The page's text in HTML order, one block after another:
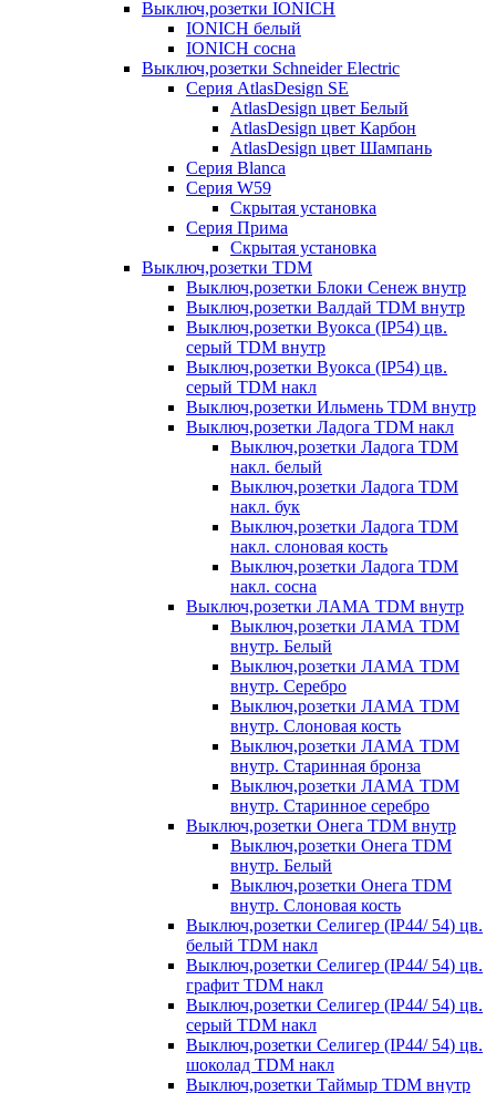
Выключ,розетки IONICH
IONICH белый
IONICH сосна
Выключ,розетки Schneider Electric
Серия AtlasDesign SE
AtlasDesign цвет Белый
AtlasDesign цвет Карбон
AtlasDesign цвет Шампань
Серия Blanca
Серия W59
Скрытая установка
Серия Прима
Скрытая установка
Выключ,розетки TDM
Выключ,розетки Блоки Сенеж внутр
Выключ,розетки Валдай TDM внутр
Выключ,розетки Вуокса (IP54) цв.
серый TDM внутр
Выключ,розетки Вуокса (IP54) цв.
серый TDM накл
Выключ,розетки Ильмень TDM внутр
Выключ,розетки Ладога TDM накл
Выключ,розетки Ладога TDM
накл. белый
Выключ,розетки Ладога TDM
накл. бук
Выключ,розетки Ладога TDM
накл. слоновая кость
Выключ,розетки Ладога TDM
накл. сосна
Выключ,розетки ЛАМА TDM внутр
Выключ,розетки ЛАМА TDM
внутр. Белый
Выключ,розетки ЛАМА TDM
внутр. Серебро
Выключ,розетки ЛАМА TDM
внутр. Слоновая кость
Выключ,розетки ЛАМА TDM
внутр. Старинная бронза
Выключ,розетки ЛАМА TDM
внутр. Старинное серебро
Выключ,розетки Онега TDM внутр
Выключ,розетки Онега TDM
внутр. Белый
Выключ,розетки Онега TDM
внутр. Слоновая кость
Выключ,розетки Селигер (IP44/ 54) цв.
белый TDM накл
Выключ,розетки Селигер (IP44/ 54) цв.
графит TDM накл
Выключ,розетки Селигер (IP44/ 54) цв.
серый TDM накл
Выключ,розетки Селигер (IP44/ 54) цв.
шоколад TDM накл
Выключ,розетки Таймыр TDM внутр